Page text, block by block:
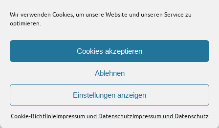
Wir verwenden Cookies, um unsere Website und unseren Service zu
optimieren.
Cookies akzeptieren
Ablehnen
Einstellungen anzeigen
Cookie-RichtlinieImpressum und DatenschutzImpressum und Datenschutz
This text can be changed from the Miscellaneous section of the settings page.
dolor sit amet,consectetur adipiscingelit, cras ut imperdiet augue.
Powered byTempera&WordPress.